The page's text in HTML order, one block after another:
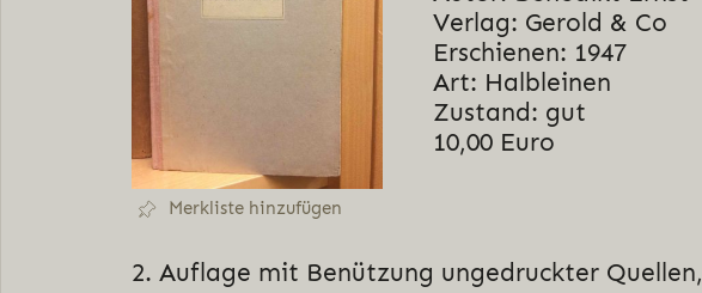
Merkliste hinzufügen
Verlag: Gerold & Co
Erschienen: 1947
Art: Halbleinen
Zustand: gut
10,00 Euro
2. Auflage mit Benützung ungedruckter Quellen,